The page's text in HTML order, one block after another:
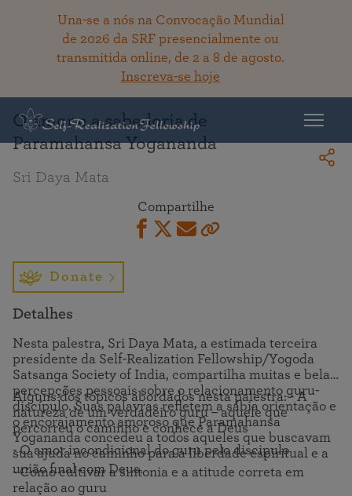
Una-se a nós na Convocação Mundial
de 2026 da SRF presencialmente ou
transmitida online, de 2 a 8 de agosto.
Inscreva-se hoje
Voltar ao acervo
O amor e a sabedoria de
Paramahansa Yogananda
Sri Daya Mata
Compartilhe
Donate
Detalhes
Nesta palestra, Sri Daya Mata, a estimada terceira
presidente da Self-Realization Fellowship/Yogoda
Satsanga Society of India, compartilha muitas e belas
percepções pessoais sobre o relacionamento guru-
discípulo. Suas palavras refletem a sábia orientação e
o encorajamento amoroso que Paramahansa
Yogananda concedeu a todos aqueles que buscavam
sua ajuda no caminho para a liberdade espiritual e a
união final com Deus.
Alguns dos tópicos abordados nesta palestra: - A
natureza de um verdadeiro guru – aquele que
percorreu o caminho e conhece a Deus
- O amor incondicional do guru pelo discipulo
- Como cultivar a sintonia e a atitude correta em
relação ao guru